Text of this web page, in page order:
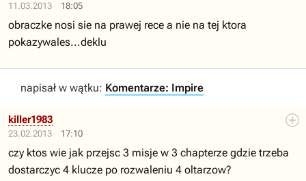
11.03.2013 18:05
obraczke nosi sie na prawej rece a nie na tej ktora
pokazywales...deklu
napisał w wątku: Komentarze: Impire
23.02.2013 17:10
killer1983
czy ktos wie jak przejsc 3 misje w 3 chapterze gdzie trzeba
dostarczyc 4 klucze po rozwaleniu 4 oltarzow?